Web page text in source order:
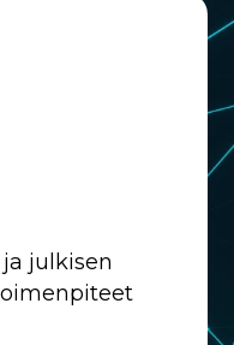
julkisen